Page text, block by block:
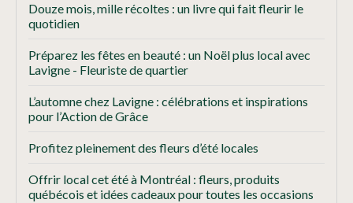
Douze mois, mille récoltes : un livre qui fait fleurir le
quotidien
Préparez les fêtes en beauté : un Noël plus local avec
Lavigne - Fleuriste de quartier
L’automne chez Lavigne : célébrations et inspirations
pour l’Action de Grâce
Profitez pleinement des fleurs d’été locales
Offrir local cet été à Montréal : fleurs, produits
québécois et idées cadeaux pour toutes les occasions